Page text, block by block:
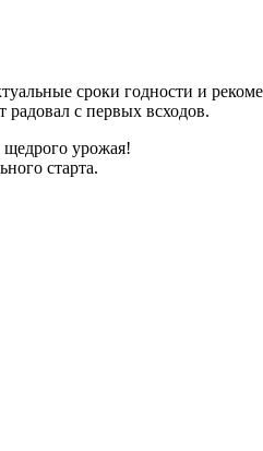
сроки годности и
радовал с первых всходов.
щедрого урожая!
старта.